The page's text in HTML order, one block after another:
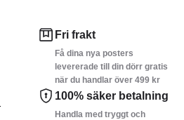
Fri frakt
Få dina nya posters
levererade till din dörr gratis
när du handlar över 499 kr
100% säker betalning
Handla med tryggt och